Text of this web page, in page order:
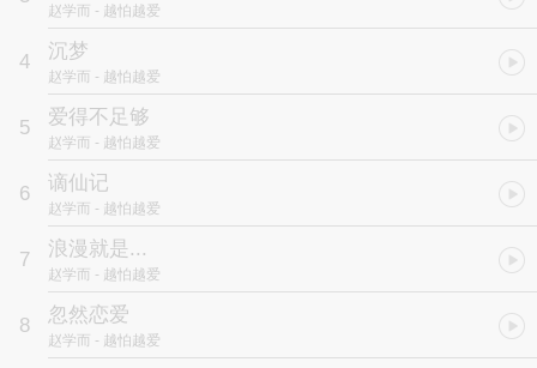
赵学而 - 越怕越爱
4 沉梦
赵学而 - 越怕越爱
5 爱得不足够
赵学而 - 越怕越爱
6 谪仙记
赵学而 - 越怕越爱
7 浪漫就是...
赵学而 - 越怕越爱
8 忽然恋爱
赵学而 - 越怕越爱